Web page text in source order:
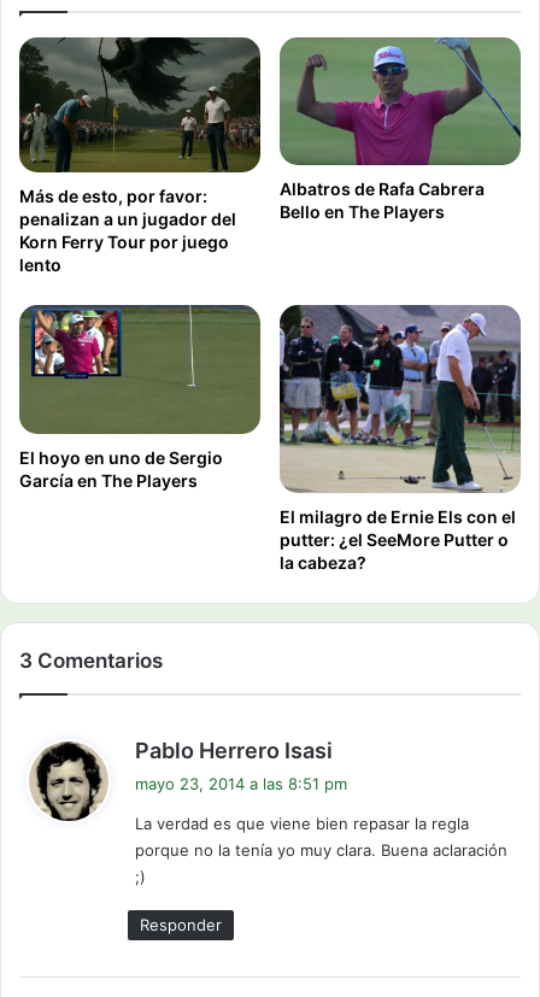
Más de esto, por favor:
penalizan a un jugador del
Korn Ferry Tour por juego
lento
Albatros de Rafa Cabrera
Bello en The Players
El hoyo en uno de Sergio
García en The Players
El milagro de Ernie Els con el
putter: ¿el SeeMore Putter o
la cabeza?
3 Comentarios
Pablo Herrero Isasi
e
:
mayo 23, 2014 a las 8:51 pm
La verdad es que viene bien repasar la regla
porque no la tenía yo muy clara. Buena aclaración
;)
Responder